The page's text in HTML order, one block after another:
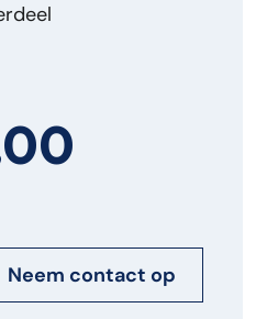
Neem contact op